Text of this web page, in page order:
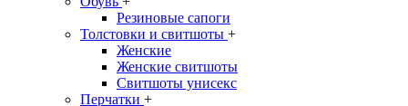
Резиновые сапоги
Толстовки и свитшоты +
Женские
Женские свитшоты
Свитшоты унисекс
Перчатки +